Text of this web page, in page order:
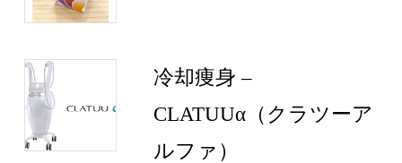
冷却痩身 –
CLATUUα（クラツーア
ルファ）